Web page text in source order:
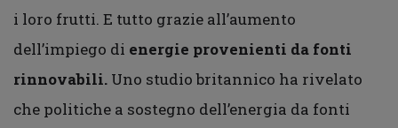
i loro frutti. E tutto grazie all’aumento
dell’impiego di energie provenienti da fonti
rinnovabili. Uno studio britannico ha rivelato
che politiche a sostegno dell’energia da fonti